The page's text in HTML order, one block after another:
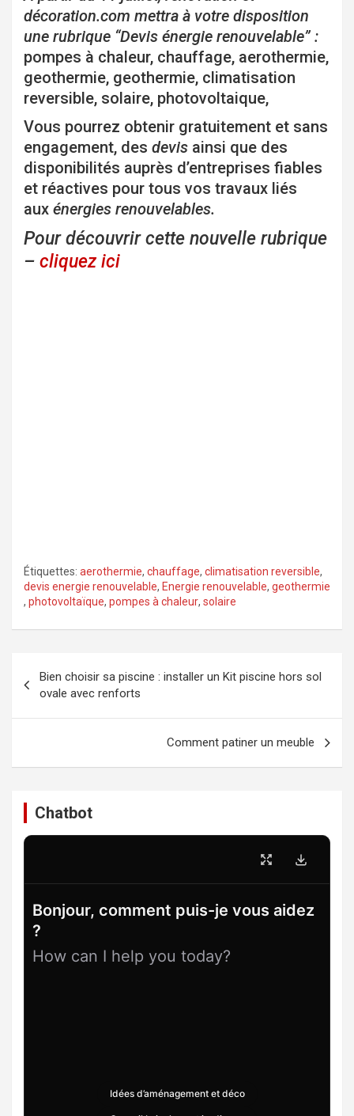
décoration.com mettra à votre disposition
une rubrique “Devis énergie renouvelable” :
pompes à chaleur, chauffage, aerothermie,
geothermie, geothermie, climatisation
reversible, solaire, photovoltaique,
Vous pourrez obtenir gratuitement et sans
engagement, des devis ainsi que des
disponibilités auprès d’entreprises fiables
et réactives pour tous vos travaux liés
aux énergies renouvelables.
Pour découvrir cette nouvelle rubrique
– cliquez ici
Étiquettes: aerothermie, chauffage, climatisation reversible,
devis energie renouvelable, Energie renouvelable, geothermie
, photovoltaïque, pompes à chaleur, solaire
de
l’article
Bien choisir sa piscine : installer un Kit piscine hors sol
ovale avec renforts
Comment patiner un meuble
Chatbot
Bonjour, comment puis-je vous aidez
?
How can I help you today?
Idées d’aménagement et déco